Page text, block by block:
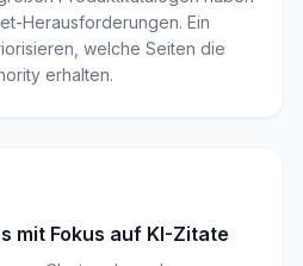
Herausforderungen. Ein
welche Seiten die
erhalten.
mit Fokus auf KI-Zitate